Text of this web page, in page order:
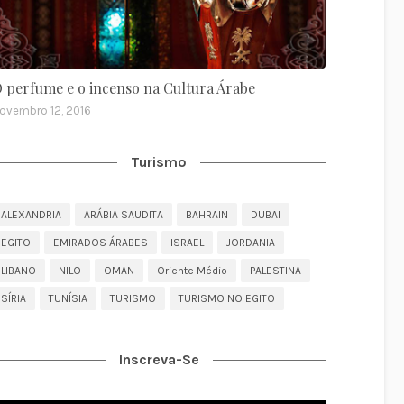
perfume e o incenso na Cultura Árabe
12, 2016
Turismo
ALEXANDRIA ARÁBIA SAUDITA BAHRAIN DUBAI
EGITO EMIRADOS ÁRABES ISRAEL JORDANIA
LIBANO NILO OMAN Oriente Médio PALESTINA
SÍRIA TUNÍSIA TURISMO TURISMO NO EGITO
Inscreva-Se